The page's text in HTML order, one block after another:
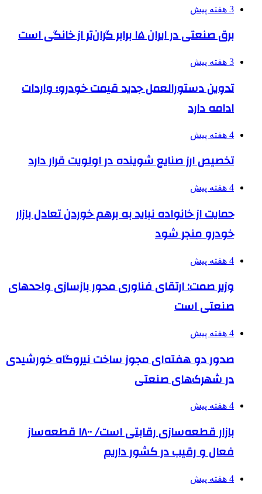
3 هفته پیش
برق صنعتی در ایران ۱۵ برابر گران‌تر از خانگی است
3 هفته پیش
تدوین دستورالعمل جدید قیمت خودرو؛ واردات
ادامه دارد
4 هفته پیش
تخصیص ارز صنایع شوینده در اولویت قرار دارد
4 هفته پیش
حمایت از خانواده نباید به برهم خوردن تعادل بازار
خودرو منجر شود
4 هفته پیش
وزیر صمت: ارتقای فناوری محور بازسازی واحدهای
صنعتی است
4 هفته پیش
صدور دو هفته‌ای مجوز ساخت نیروگاه خورشیدی
در شهرک‌های صنعتی
4 هفته پیش
بازار قطعه‌سازی رقابتی است/ ۱۸۰۰ قطعه‌ساز
فعال و رقیب در کشور داریم
4 هفته پیش